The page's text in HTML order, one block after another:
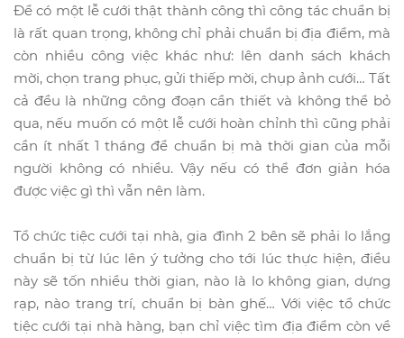
Để có một lễ cưới thật thành công thì công tác chuẩn bị
là rất quan trọng, không chỉ phải chuẩn bị địa điểm, mà
còn nhiều công việc khác như: lên danh sách khách
mời, chọn trang phục, gửi thiếp mời, chụp ảnh cưới… Tất
cả đều là những công đoạn cần thiết và không thể bỏ
qua, nếu muốn có một lễ cưới hoàn chỉnh thì cũng phải
cần ít nhất 1 tháng để chuẩn bị mà thời gian của mỗi
người không có nhiều. Vậy nếu có thể đơn giản hóa
được việc gì thì vẫn nên làm.
Tổ chức tiệc cưới tại nhà, gia đình 2 bên sẽ phải lo lắng
chuẩn bị từ lúc lên ý tưởng cho tới lúc thực hiện, điều
này sẽ tốn nhiều thời gian, nào là lo không gian, dựng
rạp, nào trang trí, chuẩn bị bàn ghế… Với việc tổ chức
tiệc cưới tại nhà hàng, bạn chỉ việc tìm địa điểm còn về